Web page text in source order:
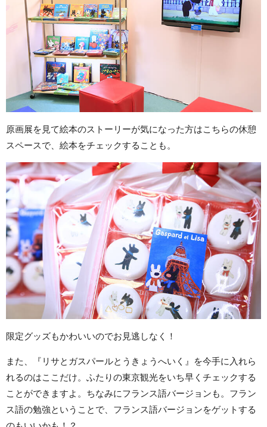
原画展を見て絵本のストーリーが気になった方はこちらの休憩
スペースで、絵本をチェックすることも。
限定グッズもかわいいのでお見逃しなく！
また、『リサとガスパールとうきょうへいく』を今手に入れら
れるのはここだけ。ふたりの東京観光をいち早くチェックする
ことができますよ。ちなみにフランス語バージョンも。フラン
ス語の勉強ということで、フランス語バージョンをゲットする